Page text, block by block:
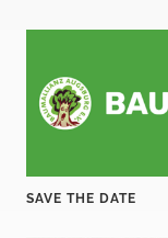
SAVE THE DATE